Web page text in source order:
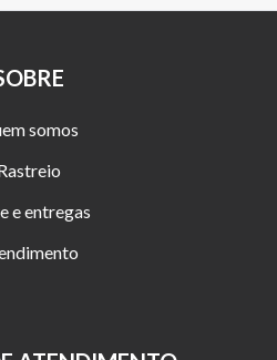
somos
e entregas